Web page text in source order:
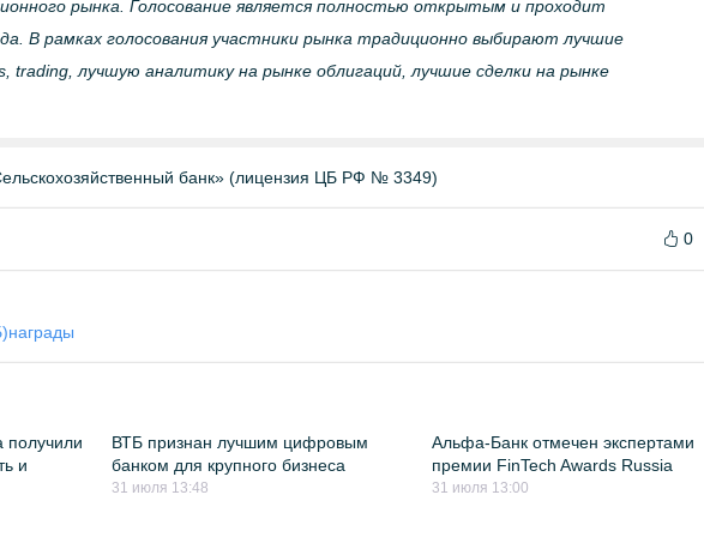
рынка. Голосование является полностью открытым и проходит
В рамках голосования участники рынка традиционно выбирают лучшие
trading, лучшую аналитику на рынке облигаций, лучшие сделки на рынке
банк» (лицензия ЦБ РФ № 3349)
0
награды
получили
и
ВТБ признан лучшим цифровым
банком для крупного бизнеса
31 июля 13:48
Альфа-Банк отмечен экспертами
премии FinTech Awards Russia
31 июля 13:00